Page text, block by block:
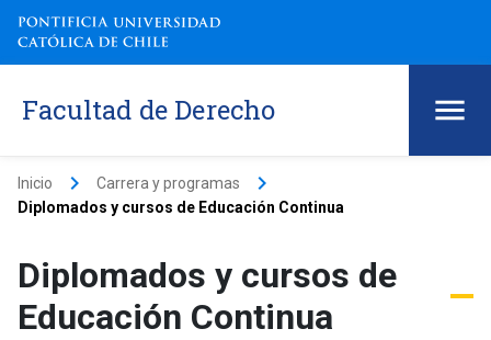
Facultad de Derecho
Inicio keyboard_arrow_right Carrera y programas keyboard_arrow_right
Diplomados y cursos de Educación Continua
Diplomados y cursos de
Educación Continua